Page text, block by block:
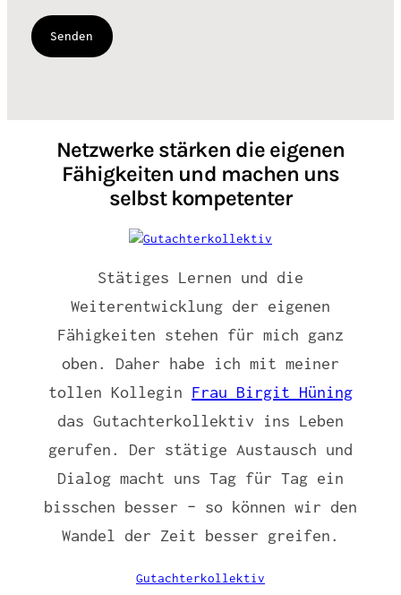
Netzwerke stärken die eigenen
Fähigkeiten und machen uns
selbst kompetenter
Stätiges Lernen und die
Weiterentwicklung der eigenen
Fähigkeiten stehen für mich ganz
oben. Daher habe ich mit meiner
tollen Kollegin Frau Birgit Hüning
das Gutachterkollektiv ins Leben
gerufen. Der stätige Austausch und
Dialog macht uns Tag für Tag ein
bisschen besser – so können wir den
Wandel der Zeit besser greifen.
Gutachterkollektiv